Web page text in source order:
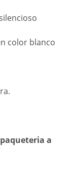
color blanco
a